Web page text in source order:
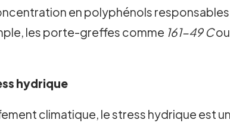
en polyphénols
les porte-greffes comme 161-49 Cou
hydrique
climatique, le stress hydrique est